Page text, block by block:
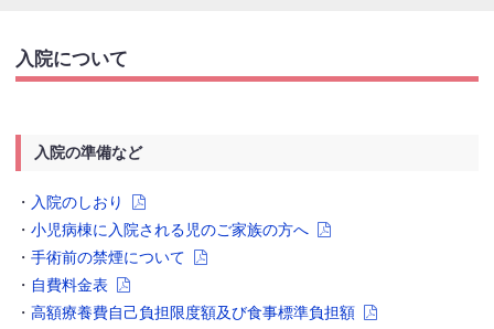
入院について
入院の準備など
・ 入院のしおり
・小児病棟に入院される児のご家族の方へ
・手術前の禁煙について
・ 自費料金表
・高額療養費自己負担限度額及び食事標準負担額